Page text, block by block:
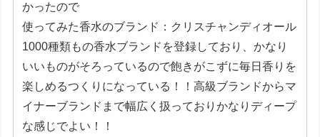
かったので
使ってみた香水のブランド：クリスチャンディオール
1000種類もの香水ブランドを登録しており、かなり
いいものがそろっているので飽きがこずに毎日香りを
楽しめるつくりになっている！！高級ブランドからマ
イナーブランドまで幅広く扱っておりかなりディープ
な感じでよい！！